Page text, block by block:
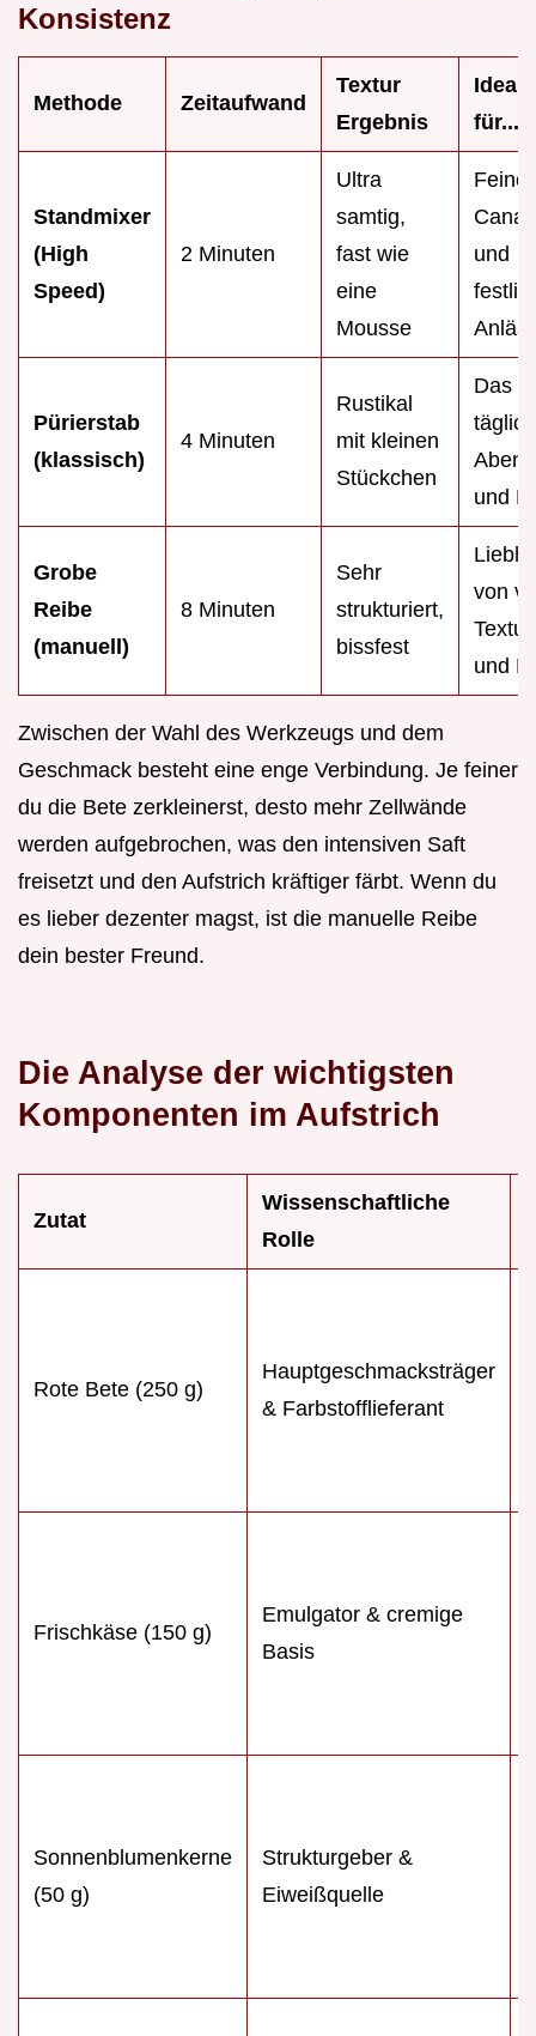
Konsistenz
Methode Zeitaufwand
Textur
Ergebnis
Ideal
für...
Standmixer
(High
Speed)
2 Minuten
Ultra
samtig,
fast wie
eine
Mousse
Feine
und
Pürierstab
(klassisch)
4 Minuten
Rustikal
mit kleinen
Stückchen
Das
und
Grobe
Reibe
(manuell)
8 Minuten
Sehr
strukturiert,
bissfest
von
Textur
und
Zwischen der Wahl des Werkzeugs und dem
Geschmack besteht eine enge Verbindung. Je feiner
du die Bete zerkleinerst, desto mehr Zellwände
werden aufgebrochen, was den intensiven Saft
freisetzt und den Aufstrich kräftiger färbt. Wenn du
es lieber dezenter magst, ist die manuelle Reibe
dein bester Freund.
Die Analyse der wichtigsten
Komponenten im Aufstrich
Zutat
Wissenschaftliche
Rolle
Rote Bete (250 g)
Hauptgeschmacksträger
& Farbstofflieferant
Frischkäse (150 g)
Emulgator & cremige
Basis
Sonnenblumenkerne
(50 g)
Strukturgeber &
Eiweißquelle